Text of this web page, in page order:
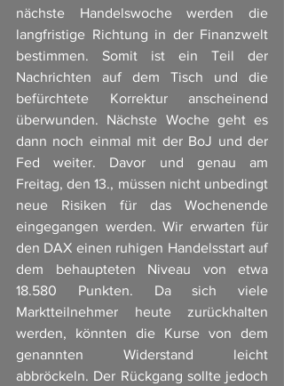
nächste Handelswoche werden die
langfristige Richtung in der Finanzwelt
bestimmen. Somit ist ein Teil der
Nachrichten auf dem Tisch und die
befürchtete Korrektur anscheinend
überwunden. Nächste Woche geht es
dann noch einmal mit der BoJ und der
Fed weiter. Davor und genau am
Freitag, den 13., müssen nicht unbedingt
neue Risiken für das Wochenende
eingegangen werden. Wir erwarten für
den DAX einen ruhigen Handelsstart auf
dem behaupteten Niveau von etwa
18.580 Punkten. Da sich viele
Marktteilnehmer heute zurückhalten
werden, könnten die Kurse von dem
genannten Widerstand leicht
abbröckeln. Der Rückgang sollte jedoch